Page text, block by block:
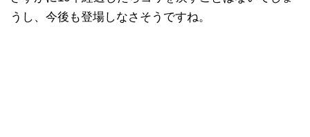
うし、今後も登場しなさそうですね。